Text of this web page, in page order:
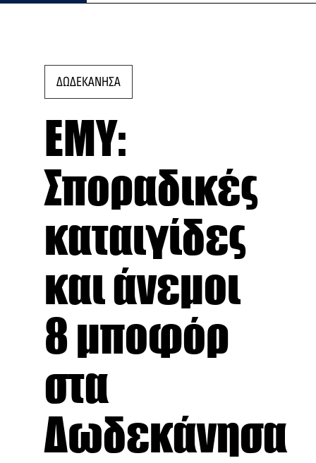
ΔΩΔΕΚΑΝΗΣΑ
ΕΜΥ:
Σποραδικές
καταιγίδες
και άνεμοι
8 μποφόρ
στα
Δωδεκάνησα